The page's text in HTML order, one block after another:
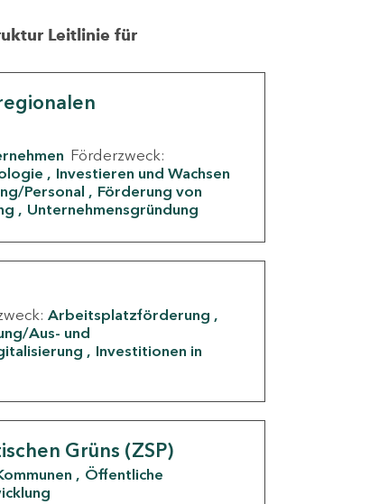
Leitlinie für
Förderzweck:
Investieren und Wachsen
Personal
Förderung von
Unternehmensgründung
Arbeitsplatzförderung
Aus- und
Investitionen in
Grüns (ZSP)
Öffentliche